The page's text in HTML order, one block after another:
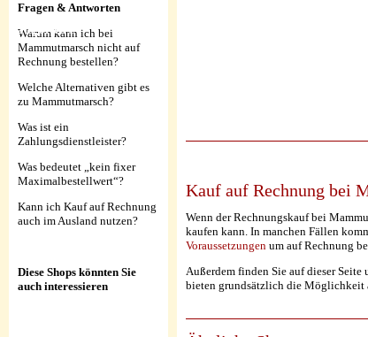
Alle
Kategorien
Fragen & Antworten
Warum kann ich bei
Mammutmarsch nicht auf
Rechnung bestellen?
Welche Alternativen gibt es
zu Mammutmarsch?
Was ist ein
Zahlungsdienstleister?
Was bedeutet „kein fixer
Maximalbestellwert“?
Kann ich Kauf auf Rechnung
auch im Ausland nutzen?
Diese Shops könnten Sie
auch interessieren
Kauf auf Rechnung bei
Wenn der Rechnungskauf bei
kaufen kann. In manchen Fällen
Voraussetzungen um auf Rechnung
Außerdem finden Sie auf dieser Seite
bieten grundsätzlich die Möglichkeit